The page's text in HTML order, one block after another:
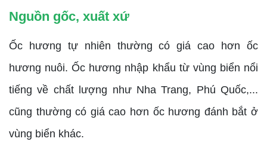
Nguồn gốc, xuất xứ
Ốc hương tự nhiên thường có giá cao hơn ốc
hương nuôi. Ốc hương nhập khẩu từ vùng biển nổi
tiếng về chất lượng như Nha Trang, Phú Quốc,...
cũng thường có giá cao hơn ốc hương đánh bắt ở
vùng biển khác.